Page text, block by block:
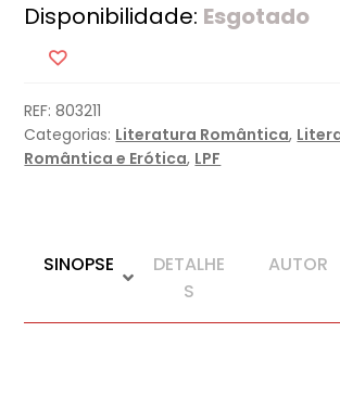
Disponibilidade: Esgotado
REF:803211
Categorias: Literatura Romântica,
Romântica e Erótica, LPF
SINOPSE
DETALHE
S
AUTOR